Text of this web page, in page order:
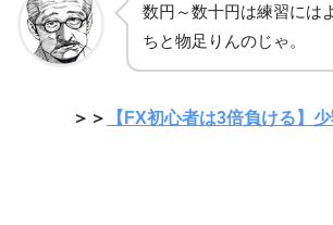
数円～数十円は練習には
ちと物足りんのじゃ。
＞＞ 【FX初心者は3倍負ける】